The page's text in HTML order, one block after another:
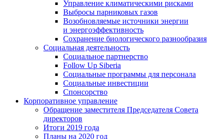
Управление климатическими рисками
Выбросы парниковых газов
Возобновляемые источники энергии
и энергоэффективность
Сохранение биологического разнообразия
Социальная деятельность
Социальное партнерство
Follow Up Siberia
Социальные программы для персонала
Социальные инвестиции
Спонсорство
Корпоративное управление
Обращение заместителя Председателя Совета
директоров
Итоги 2019 года
Планы на 2020 год